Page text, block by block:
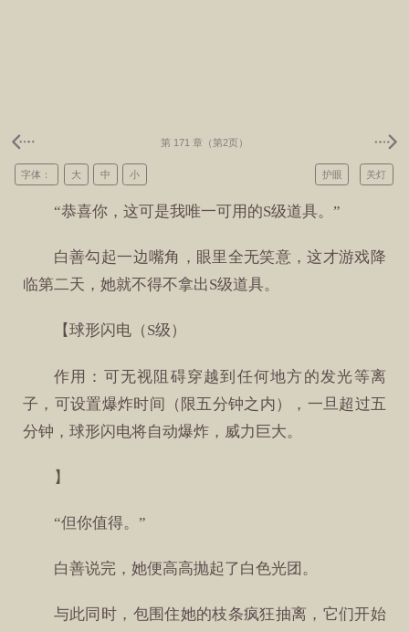
第 171 章（第2页）
关灯
护眼
字体： 大 中 小
“恭喜你，这可是我唯一可用的S级道具。”
白善勾起一边嘴角，眼里全无笑意，这才游戏降
临第二天，她就不得不拿出S级道具。
【球形闪电（S级）
作用：可无视阻碍穿越到任何地方的发光等离
子，可设置爆炸时间（限五分钟之内），一旦超过五
分钟，球形闪电将自动爆炸，威力巨大。
】
“但你值得。”
白善说完，她便高高抛起了白色光团。
与此同时，包围住她的枝条疯狂抽离，它们开始